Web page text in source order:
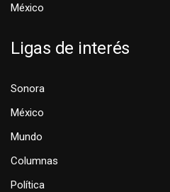
México
Ligas de interés
Sonora
México
Mundo
Columnas
Política